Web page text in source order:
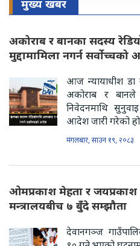
मुख्य खबर
अकोराब र बानका सदस्य
मुद्दामामिला नगर्न
आज न्यायाधीश
अकोराब र
निवेदनमाथि
आदेश जारी गरेको
मंगलबार, साउन १९, २०८३
ओमप्रकाश मेहता र जयप्रकाश
मन्त्रालयबीच ७ बुँदे सम्झौता
देवानगञ्ज